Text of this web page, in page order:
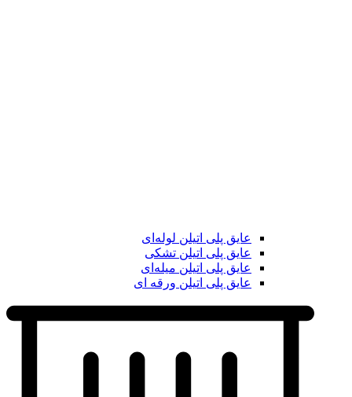
عایق پلی اتیلن لوله‌ای
عایق پلی اتیلن تشکی
عایق پلی اتیلن میله‌ای
عایق پلی اتیلن ورقه ای